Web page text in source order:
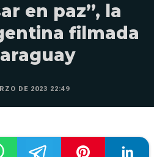
en paz”, la
filmada
DE 2023 22:49